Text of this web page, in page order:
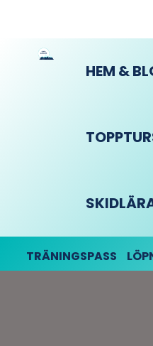
HEM &
TRÄNINGSPASS